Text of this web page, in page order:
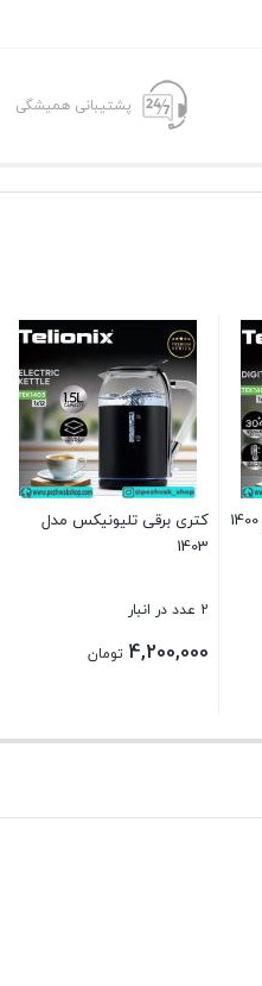
پشتیبانی همیشگی
کتری برقی تلیونیکس مدل
1403
2 عدد در انبار
4,200,000 تومان